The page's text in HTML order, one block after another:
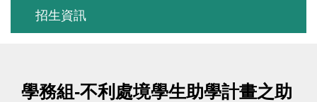
招生資訊
學務組-不利處境學生助學計畫之助